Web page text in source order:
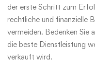
der erste Schritt zum
rechtliche und finanzielle
vermeiden. Bedenken Sie
die beste Dienstleistung
verkauft wird.